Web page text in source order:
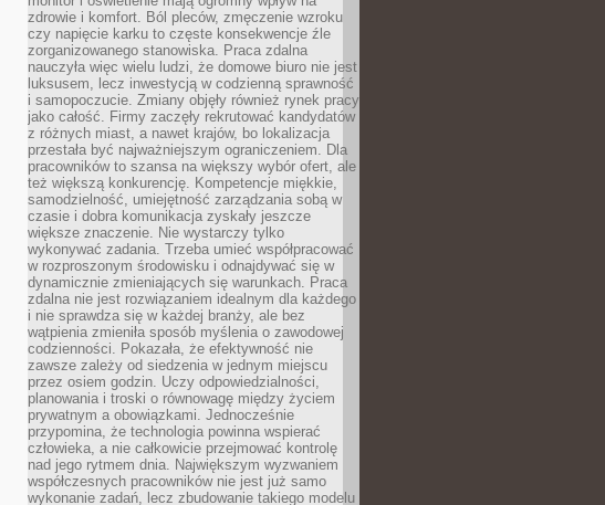
zdrowie i komfort. Ból pleców, zmęczenie wzroku
czy napięcie karku to częste konsekwencje źle
zorganizowanego stanowiska. Praca zdalna
nauczyła więc wielu ludzi, że domowe biuro nie jest
luksusem, lecz inwestycją w codzienną sprawność
i samopoczucie. Zmiany objęły również rynek pracy
jako całość. Firmy zaczęły rekrutować kandydatów
z różnych miast, a nawet krajów, bo lokalizacja
przestała być najważniejszym ograniczeniem. Dla
pracowników to szansa na większy wybór ofert, ale
też większą konkurencję. Kompetencje miękkie,
samodzielność, umiejętność zarządzania sobą w
czasie i dobra komunikacja zyskały jeszcze
większe znaczenie. Nie wystarczy tylko
wykonywać zadania. Trzeba umieć współpracować
w rozproszonym środowisku i odnajdywać się w
dynamicznie zmieniających się warunkach. Praca
zdalna nie jest rozwiązaniem idealnym dla każdego
i nie sprawdza się w każdej branży, ale bez
wątpienia zmieniła sposób myślenia o zawodowej
codzienności. Pokazała, że efektywność nie
zawsze zależy od siedzenia w jednym miejscu
przez osiem godzin. Uczy odpowiedzialności,
planowania i troski o równowagę między życiem
prywatnym a obowiązkami. Jednocześnie
przypomina, że technologia powinna wspierać
człowieka, a nie całkowicie przejmować kontrolę
nad jego rytmem dnia. Największym wyzwaniem
współczesnych pracowników nie jest już samo
wykonanie zadań, lecz zbudowanie takiego modelu